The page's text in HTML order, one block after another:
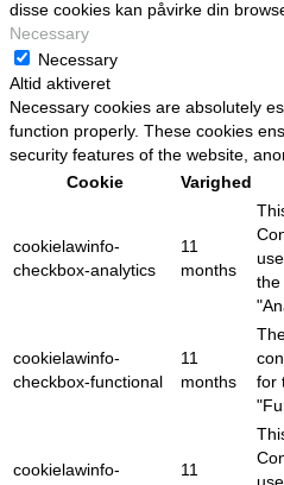
disse cookies kan påvirke din
Necessary
Necessary
Altid aktiveret
Necessary cookies are absolutely
function properly. These cookies
security features of the website,
Cookie
Varighed
cookielawinfo-
checkbox-analytics
11
months
the
cookielawinfo-
checkbox-functional
11
months
for
cookielawinfo-
11